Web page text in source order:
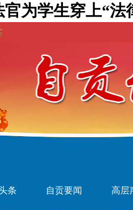
为学生穿上“法
条 自贡要闻 高层